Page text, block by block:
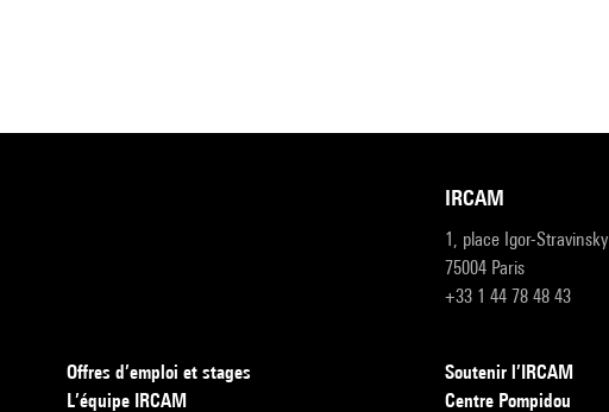
IRCAM
1, place Igor-Stravinsky
75004 Paris
+33 1 44 78 48 43
Offres d’emploi et stages
L’équipe IRCAM
Soutenir l’IRCAM
Centre Pompidou